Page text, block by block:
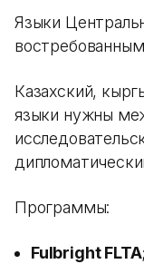
Языки
Казахский,
языки нужны
Программы:
Fulbright FLTA;